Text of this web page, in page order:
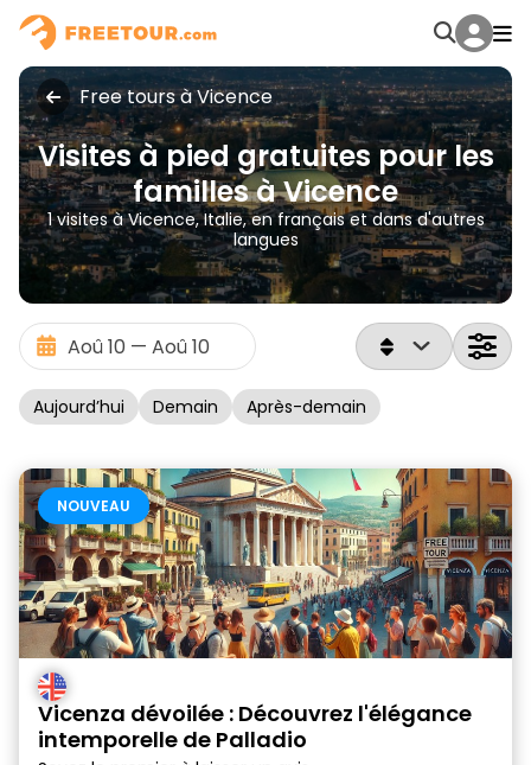
Free tours à Vicence
Visites à pied gratuites pour les
familles à Vicence
1 visites à Vicence, Italie, en français et dans d'autres
langues
Aujourd’hui Demain Après-demain
NOUVEAU
Vicenza dévoilée : Découvrez l'élégance
intemporelle de Palladio